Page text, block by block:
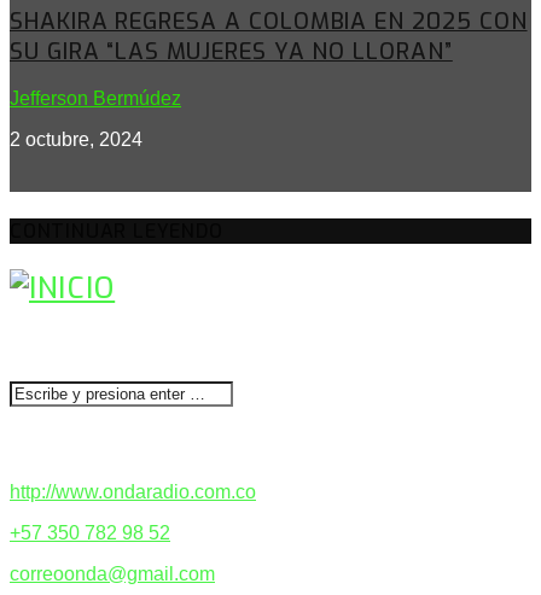
SHAKIRA REGRESA A COLOMBIA EN 2025 CON
SU GIRA “LAS MUJERES YA NO LLORAN”
Jefferson Bermúdez
2 octubre, 2024
http://www.ondaradio.com.co
+57 350 782 98 52
correoonda@gmail.com